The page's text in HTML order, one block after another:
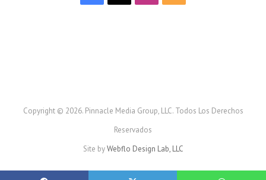
o
g
r
Copyright © 2026. Pinnacle Media Group, LLC. Todos Los Derechos
Reservados
Site byWebflo Design Lab, LLC